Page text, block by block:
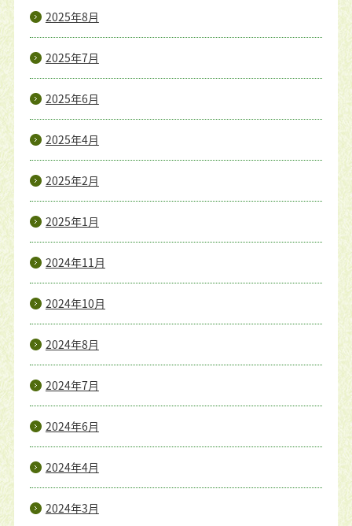
2025年8月
2025年7月
2025年6月
2025年4月
2025年2月
2025年1月
2024年11月
2024年10月
2024年8月
2024年7月
2024年6月
2024年4月
2024年3月